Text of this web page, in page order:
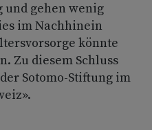
gehen wenig
im Nachhinein
könnte
Zu diesem Schluss
Sotomo-Stiftung im